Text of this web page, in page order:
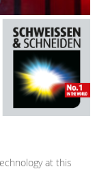
at this